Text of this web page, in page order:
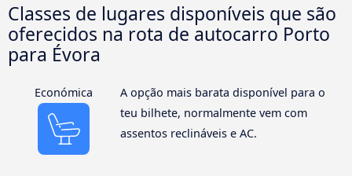
Classes de lugares disponíveis que são
oferecidos na rota de autocarro Porto
para Évora
Económica
A opção mais barata disponível para o
teu bilhete, normalmente vem com
assentos reclináveis e AC.